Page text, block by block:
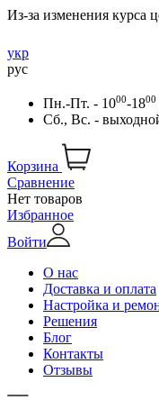
Из-за изменения курса
укр
рус
Пн.-Пт. - 1000-1800
Сб., Вс. -
Корзина
Сравнение
Нет товаров
Избранное
Войти
О нас
Доставка и оплата
Настройка и
Решения
Блог
Контакты
Отзывы